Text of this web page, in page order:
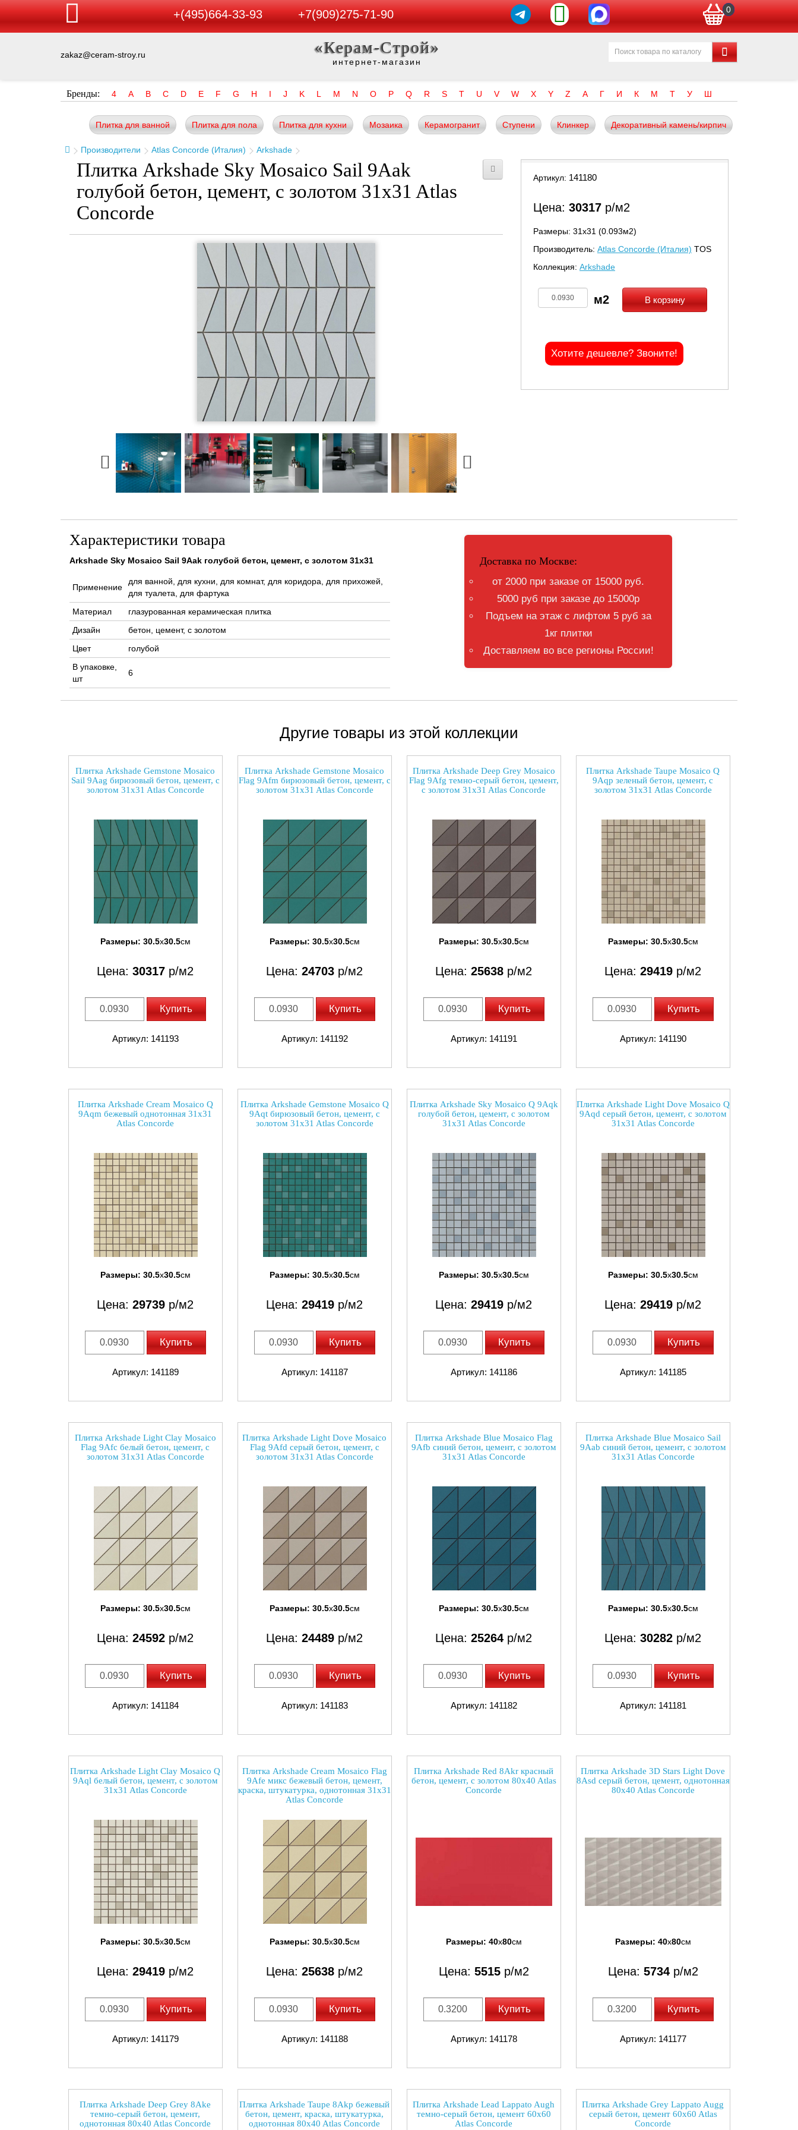
+(495)664-33-93 +7(909)275-71-90 0
zakaz@ceram-stroy.ru «Керам-Строй»
интернет-магазин
Бренды: 4 A B C D E F G H I J K L M N O P Q R S T U V W X Y Z А Г И К М Т У Ш
Плитка для ванной Плитка для пола Плитка для кухни Мозаика Керамогранит Ступени Клинкер Декоративный камень/кирпич
Производители Atlas Concorde (Италия) Arkshade
Плитка Arkshade Sky Mosaico Sail 9Aak
голубой бетон, цемент, с золотом 31x31 Atlas
Concorde
Артикул: 141180
Цена: 30317 р/м2
Размеры: 31х31 (0.093м2)
Производитель: Atlas Concorde (Италия) TOS
Коллекция: Arkshade
В корзину
Хотите дешевле? Звоните!
Характеристики товара
Arkshade Sky Mosaico Sail 9Aak голубой бетон, цемент, с золотом 31x31
Применение
для ванной, для кухни, для комнат, для коридора, для прихожей,
для туалета, для фартука
Материал
глазурованная керамическая плитка
Дизайн
бетон, цемент, с золотом
Цвет
голубой
В упаковке,
шт
6
Доставка по Москве:
от 2000 при заказе от 15000 руб.
5000 руб при заказе до 15000р
Подъем на этаж с лифтом 5 руб за
1кг плитки
Доставляем во все регионы России!
Другие товары из этой коллекции
Плитка Arkshade Gemstone Mosaico
Sail 9Aag бирюзовый бетон, цемент, с
золотом 31x31 Atlas Concorde
Размеры: 30.5x30.5см
Цена: 30317 р/м2
Купить
Артикул: 141193
Плитка Arkshade Gemstone Mosaico
Flag 9Afm бирюзовый бетон, цемент, с
золотом 31x31 Atlas Concorde
Размеры: 30.5x30.5см
Цена: 24703 р/м2
Купить
Артикул: 141192
Плитка Arkshade Deep Grey Mosaico
Flag 9Afg темно-серый бетон, цемент,
с золотом 31x31 Atlas Concorde
Размеры: 30.5x30.5см
Цена: 25638 р/м2
Купить
Артикул: 141191
Плитка Arkshade Taupe Mosaico Q
9Aqp зеленый бетон, цемент, с
золотом 31x31 Atlas Concorde
Размеры: 30.5x30.5см
Цена: 29419 р/м2
Купить
Артикул: 141190
Плитка Arkshade Cream Mosaico Q
9Aqm бежевый однотонная 31x31
Atlas Concorde
Размеры: 30.5x30.5см
Цена: 29739 р/м2
Купить
Артикул: 141189
Плитка Arkshade Gemstone Mosaico Q
9Aqt бирюзовый бетон, цемент, с
золотом 31x31 Atlas Concorde
Размеры: 30.5x30.5см
Цена: 29419 р/м2
Купить
Артикул: 141187
Плитка Arkshade Sky Mosaico Q 9Aqk
голубой бетон, цемент, с золотом
31x31 Atlas Concorde
Размеры: 30.5x30.5см
Цена: 29419 р/м2
Купить
Артикул: 141186
Плитка Arkshade Light Dove Mosaico Q
9Aqd серый бетон, цемент, с золотом
31x31 Atlas Concorde
Размеры: 30.5x30.5см
Цена: 29419 р/м2
Купить
Артикул: 141185
Плитка Arkshade Light Clay Mosaico
Flag 9Afc белый бетон, цемент, с
золотом 31x31 Atlas Concorde
Размеры: 30.5x30.5см
Цена: 24592 р/м2
Купить
Артикул: 141184
Плитка Arkshade Light Dove Mosaico
Flag 9Afd серый бетон, цемент, с
золотом 31x31 Atlas Concorde
Размеры: 30.5x30.5см
Цена: 24489 р/м2
Купить
Артикул: 141183
Плитка Arkshade Blue Mosaico Flag
9Afb синий бетон, цемент, с золотом
31x31 Atlas Concorde
Размеры: 30.5x30.5см
Цена: 25264 р/м2
Купить
Артикул: 141182
Плитка Arkshade Blue Mosaico Sail
9Aab синий бетон, цемент, с золотом
31x31 Atlas Concorde
Размеры: 30.5x30.5см
Цена: 30282 р/м2
Купить
Артикул: 141181
Плитка Arkshade Light Clay Mosaico Q
9Aql белый бетон, цемент, с золотом
31x31 Atlas Concorde
Размеры: 30.5x30.5см
Цена: 29419 р/м2
Купить
Артикул: 141179
Плитка Arkshade Cream Mosaico Flag
9Afe микс бежевый бетон, цемент,
краска, штукатурка, однотонная 31x31
Atlas Concorde
Размеры: 30.5x30.5см
Цена: 25638 р/м2
Купить
Артикул: 141188
Плитка Arkshade Red 8Akr красный
бетон, цемент, с золотом 80x40 Atlas
Concorde
Размеры: 40x80см
Цена: 5515р/м2
Купить
Артикул: 141178
Плитка Arkshade 3D Stars Light Dove
8Asd серый бетон, цемент, однотонная
80x40 Atlas Concorde
Размеры: 40x80см
Цена: 5734р/м2
Купить
Артикул: 141177
Плитка Arkshade Deep Grey 8Ake
темно-серый бетон, цемент,
однотонная 80x40 Atlas Concorde
Плитка Arkshade Taupe 8Akp бежевый
бетон, цемент, краска, штукатурка,
однотонная 80x40 Atlas Concorde
Плитка Arkshade Lead Lappato Augh
темно-серый бетон, цемент 60x60
Atlas Concorde
Плитка Arkshade Grey Lappato Augg
серый бетон, цемент 60x60 Atlas
Concorde